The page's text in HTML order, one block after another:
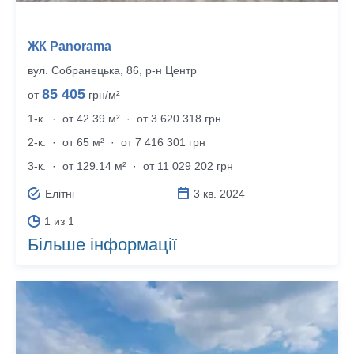
ЖК Panorama
вул. Собранецька, 86, р‑н Центр
от85 405 грн/м²
1-к.
· от 42.39 м² ·
от 3 620 318 грн
2-к.
· от 65 м² ·
от 7 416 301 грн
3-к.
· от 129.14 м² · от 11 029 202 грн
Елітні 3 кв. 2024
1 из 1
Більше інформації